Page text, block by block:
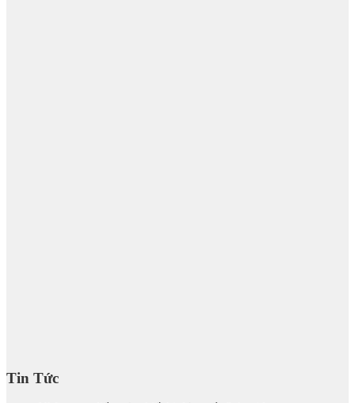
Tin Tức